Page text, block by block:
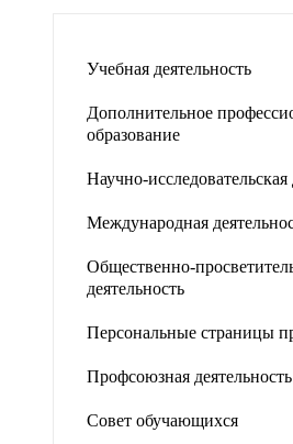
Учебная деятельность
Дополнительное
образование
Научно-исследовательская
Международная
Общественно-
деятельность
Персональные страницы
Профсоюзная деятельность
Совет обучающихся